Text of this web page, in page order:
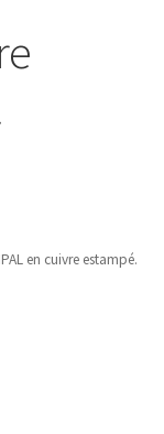
en cuivre estampé.